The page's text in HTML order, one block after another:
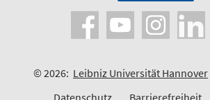
© 2026: Leibniz Universität Hannover